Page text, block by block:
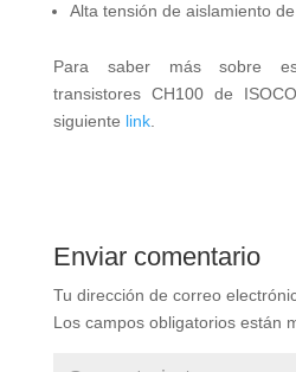
Alta tensión de aislamiento
Para saber más sobre
transistores CH100 de
siguiente link.
Enviar comentario
Tu dirección de correo
Los campos obligatorios están